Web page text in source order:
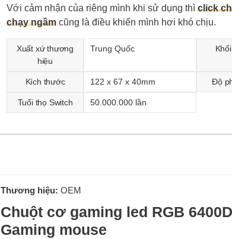
Với cảm nhận của riêng mình khi sử dụng thì click
chạy ngầm cũng là điều khiến mình hơi khó chịu.
Xuất xứ thương
hiệu
Trung Quốc
Kích thước 122 x 67 x 40mm Độ
Tuối thọ Switch 50.000.000 lần
Thương hiệu: OEM
Chuột cơ gaming led RGB
Gaming mouse